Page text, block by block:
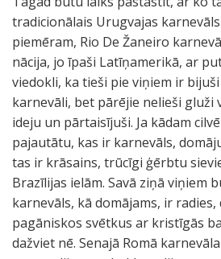
tradicionālais Urugvajas
piemēram, Rio De Žaneiro
nācija, jo īpaši Latīņamerikā, ar
viedokli, ka tieši pie viņiem ir
karnevāli, bet pārējie nelieši gluži
ideju un pārtaisījuši. Ja kādam
pajautātu, kas ir karnevāls,
tas ir krāsains, trūcīgi ģērbtu
Brazīlijas ielām. Savā ziņā viņiem
karnevāls, kā domājams, ir
pagāniskos svētkus ar kristīgās
dažviet nē. Senajā Romā